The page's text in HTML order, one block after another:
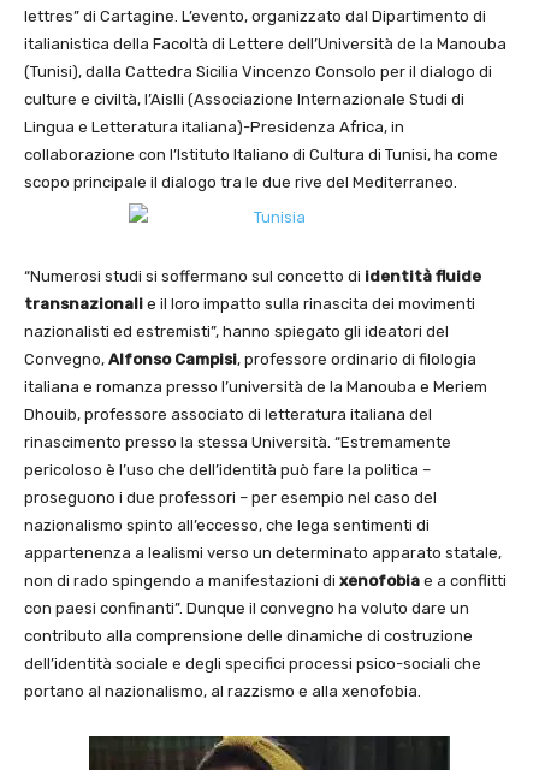
lettres” di Cartagine. L’evento, organizzato dal Dipartimento di
italianistica della Facoltà di Lettere dell’Università de la Manouba
(Tunisi), dalla Cattedra Sicilia Vincenzo Consolo per il dialogo di
culture e civiltà, l’Aislli (Associazione Internazionale Studi di
Lingua e Letteratura italiana)-Presidenza Africa, in
collaborazione con l’Istituto Italiano di Cultura di Tunisi, ha come
scopo principale il dialogo tra le due rive del Mediterraneo.
“Numerosi studi si soffermano sul concetto di identità fluide
transnazionali e il loro impatto sulla rinascita dei movimenti
nazionalisti ed estremisti”, hanno spiegato gli ideatori del
Convegno, Alfonso Campisi, professore ordinario di filologia
italiana e romanza presso l’università de la Manouba e Meriem
Dhouib, professore associato di letteratura italiana del
rinascimento presso la stessa Università. “Estremamente
pericoloso è l’uso che dell’identità può fare la politica –
proseguono i due professori – per esempio nel caso del
nazionalismo spinto all’eccesso, che lega sentimenti di
appartenenza a lealismi verso un determinato apparato statale,
non di rado spingendo a manifestazioni di xenofobia e a conflitti
con paesi confinanti”. Dunque il convegno ha voluto dare un
contributo alla comprensione delle dinamiche di costruzione
dell’identità sociale e degli specifici processi psico-sociali che
portano al nazionalismo, al razzismo e alla xenofobia.